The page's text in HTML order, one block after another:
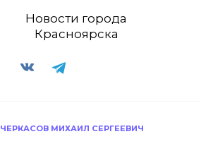
Новости города
Красноярска
ЧЕРКАСОВ МИХАИЛ СЕРГЕЕВИЧ